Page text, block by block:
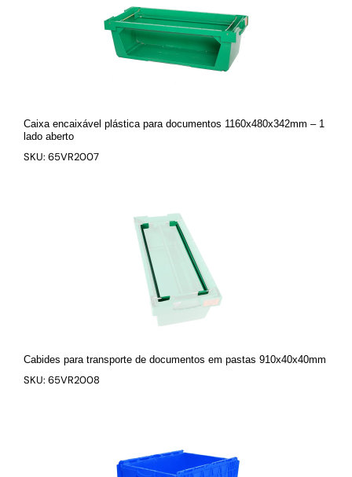
Caixa encaixável plástica para documentos 1160x480x342mm – 1
lado aberto
SKU: 65VR2007
Cabides para transporte de documentos em pastas 910x40x40mm
SKU: 65VR2008